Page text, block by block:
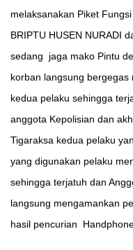
melaksanakan Piket
BRIPTU HUSEN NURADI
sedang jaga mako Pintu
korban langsung
kedua pelaku sehingga
anggota Kepolisian dan
Tigaraksa kedua pelaku
yang digunakan pelaku
sehingga terjatuh dan
langsung mengamankan
hasil pencurian